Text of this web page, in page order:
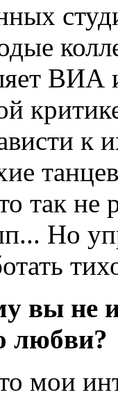
ВИА
к
так не
Но
вы не
любви?
мои